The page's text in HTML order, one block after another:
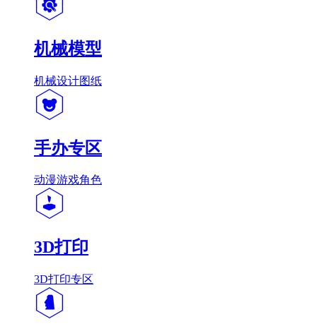
机械模型
机械设计图纸
手办专区
动漫游戏角色
3D打印
3D打印专区